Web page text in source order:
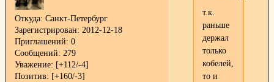
Откуда: Санкт-Петербург
Зарегистрирован: 2012-12-18
Приглашений: 0
Сообщений: 279
Уважение: [+112/-4]
Позитив: [+160/-3]
т.к.
раньше
держал
только
кобелей,
то и